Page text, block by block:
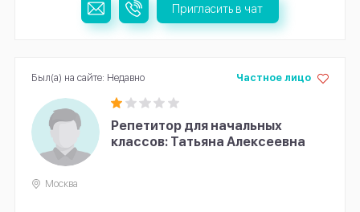
Пригласить в чат
Репетитор для начальных
классов: Татьяна Алексеевна
Частное лицо
Москва
Был(а) на сайте: Недавно